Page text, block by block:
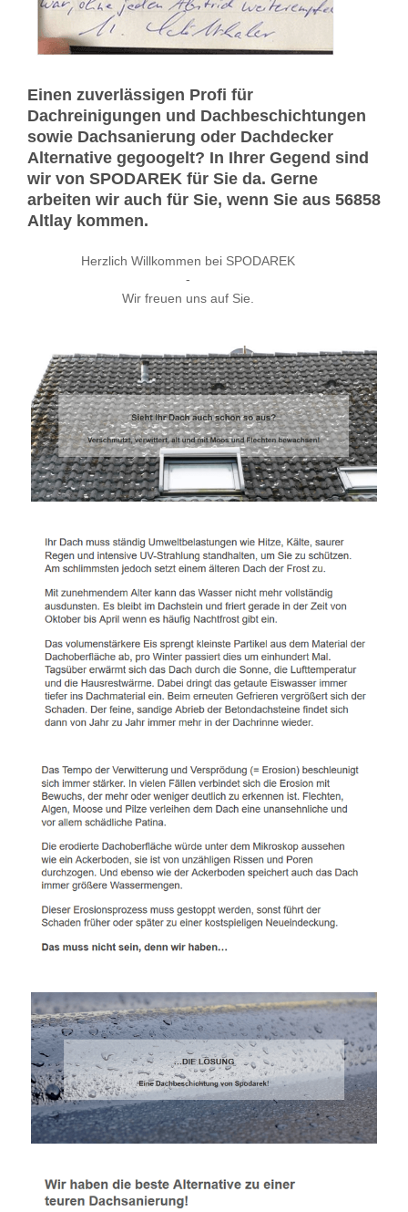
Einen zuverlässigen Profi für
Dachreinigungen und Dachbeschichtungen
sowie Dachsanierung oder Dachdecker
Alternative gegoogelt? In Ihrer Gegend sind
wir von SPODAREK für Sie da. Gerne
arbeiten wir auch für Sie, wenn Sie aus 56858
Altlay kommen.
Herzlich Willkommen bei SPODAREK
-
Wir freuen uns auf Sie.